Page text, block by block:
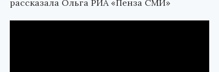
рассказала Ольга РИА «Пенза СМИ»